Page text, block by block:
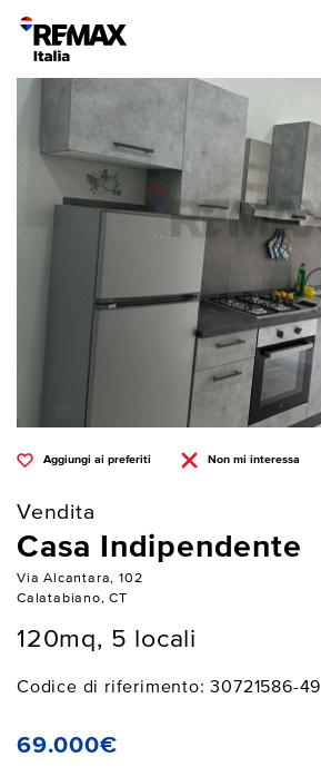
Aggiungi ai preferiti Non mi interessa
Vendita
Casa Indipendente
Via Alcantara, 102
Calatabiano, CT
120mq, 5 locali
Codice di riferimento: 30721586-49
69.000€